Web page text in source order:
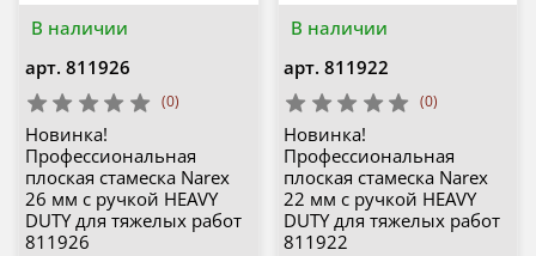
В наличии
арт. 811926
(0)
Новинка!
Профессиональная
плоская стамеска Narex
26 мм с ручкой HEAVY
DUTY для тяжелых работ
811926
В наличии
арт. 811922
(0)
Новинка!
Профессиональная
плоская стамеска Narex
22 мм с ручкой HEAVY
DUTY для тяжелых работ
811922